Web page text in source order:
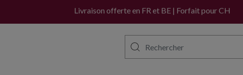
Livraison offerte en FR et BE | Forfait pour CH